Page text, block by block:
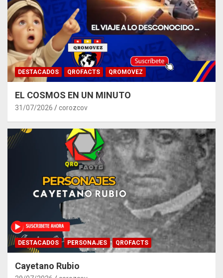
DESTACADOS QROFACTS QROMOVEZ
EL COSMOS EN UN MINUTO
31/07/2026 corozcov
DESTACADOS PERSONAJES QROFACTS
Cayetano Rubio